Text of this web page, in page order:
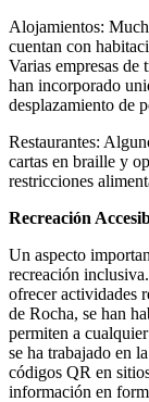
Alojamientos:
cuentan con
Varias empresas
han incorporado
desplazamiento de
Restaurantes:
cartas en braille y
restricciones
Recreación
Un aspecto
recreación
ofrecer actividades
de Rocha, se han
permiten a
se ha trabajado en
códigos QR en
información en